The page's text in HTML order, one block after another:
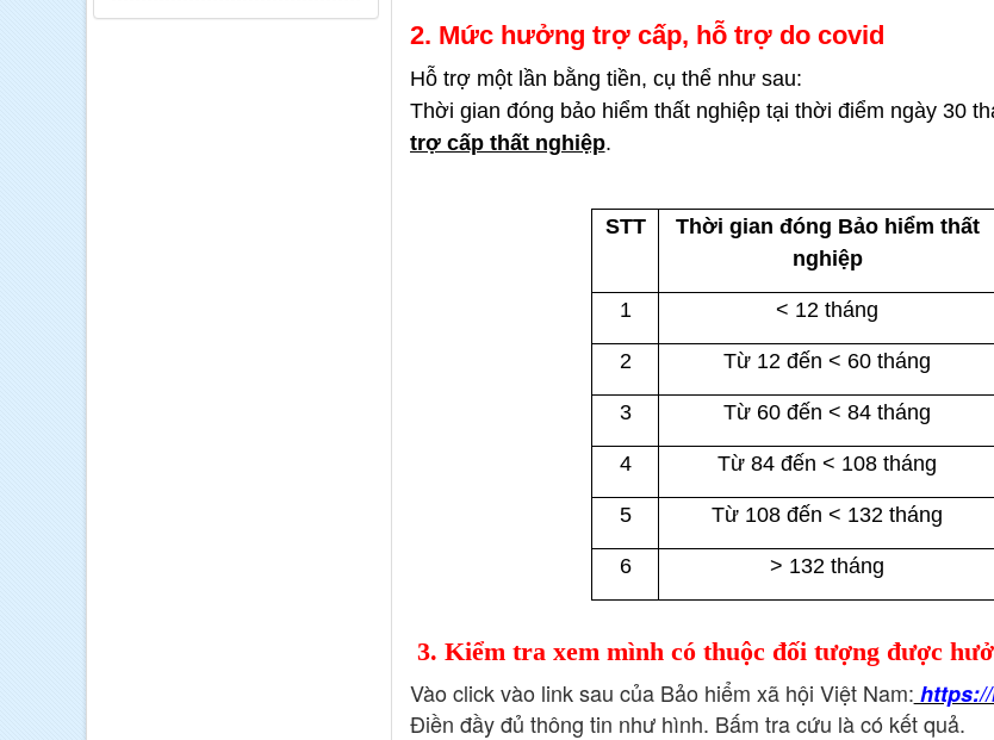
2. Mức hưởng trợ cấp, hỗ trợ do covid
Hỗ trợ một lần bằng tiền, cụ thể như sau:
Thời gian đóng bảo hiểm thất nghiệp tại thời điểm ngày 30
trợ cấp thất nghiệp.
STT
Thời gian đóng Bảo hiểm thất
nghiệp
1 < 12 tháng
2 Từ 12 đến < 60 tháng
3 Từ 60 đến < 84 tháng
4 Từ 84 đến < 108 tháng
5 Từ 108 đến < 132 tháng
6 > 132 tháng
3. Kiểm tra xem mình có thuộc đối tượng được
Vào click vào link sau của Bảo hiểm xã hội Việt Nam:
Điền đầy đủ thông tin như hình. Bấm tra cứu là có kết quả.